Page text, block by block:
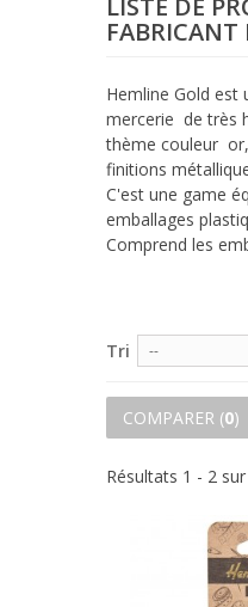
LISTE DE
Hemline Gold
mercerie de très
thème couleur
finitions
C'est une game
emballages
Comprend les
Tri --
COMPARER (0)
Résultats 1 - 2 sur